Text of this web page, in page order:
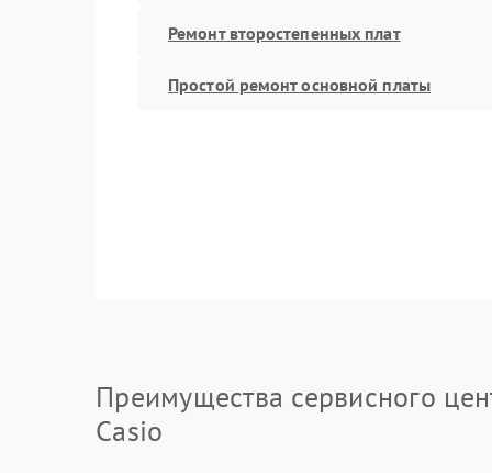
Ремонт второстепенных плат
Простой ремонт основной платы
Преимущества сервисного
Casio